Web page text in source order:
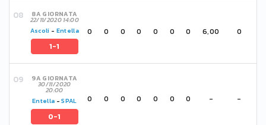
8A GIORNATA
22/11/2020 14:00
Ascoli - Entella
1-1
0 0 0 0 0 0 0 6,00 0
9A GIORNATA
30/11/2020
20:00
Entella -SPAL
0-1
0 0 0 0 0 0 0 - -